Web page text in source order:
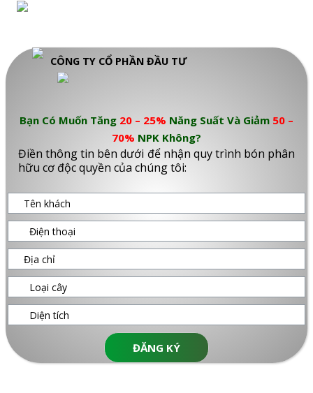
CÔNG TY CỔ PHẦN ĐẦU TƯ
Bạn Có Muốn Tăng 20 – 25% Năng Suất Và Giảm 50 –
70% NPK Không?
Điền thông tin bên dưới để nhận quy trình bón phân
hữu cơ độc quyền của chúng tôi:
ĐĂNG KÝ